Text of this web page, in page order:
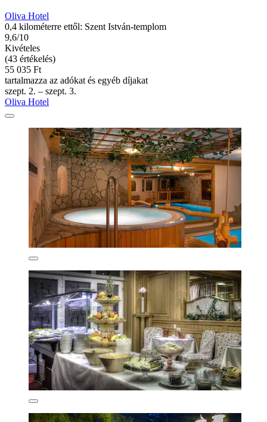
Oliva Hotel
0,4 kilométerre ettől: Szent István-templom
9,6/10
Kivételes
(43 értékelés)
55 035 Ft
tartalmazza az adókat és egyéb díjakat
szept. 2. – szept. 3.
Oliva Hotel